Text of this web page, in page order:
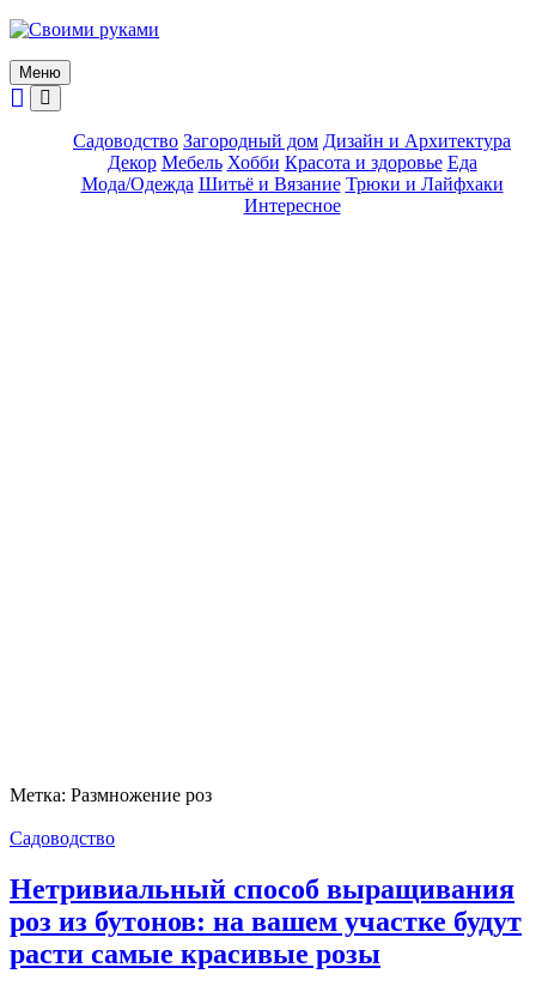
Skip
content
Меню
Садоводство Загородный дом Дизайн и Архитектура
Декор Мебель Хобби Красота и здоровье Еда
Мода/Одежда Шитьё и Вязание Трюки и Лайфхаки
Интересное
Метка: Размножение роз
Садоводство
Нетривиальный способ выращивания
роз из бутонов: на вашем участке будут
расти самые красивые розы